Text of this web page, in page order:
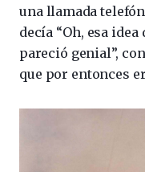
una llamada
decía “Oh, esa
pareció genial”,
que por entonces